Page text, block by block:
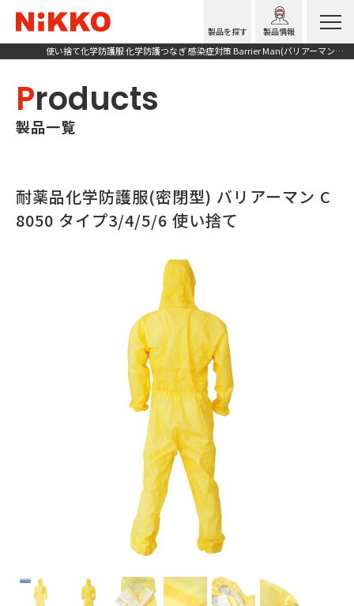
製品を探す 製品情報
使い捨て化学防護服 化学防護つなぎ 感染症対策 Barrier Man(バリアーマン) C8050
Products
製品一覧
耐薬品化学防護服(密閉型) バリアーマン C
8050 タイプ3/4/5/6 使い捨て